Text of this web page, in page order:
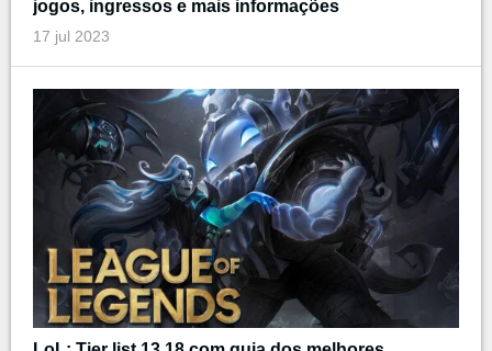
jogos, ingressos e mais informações
17 jul 2023